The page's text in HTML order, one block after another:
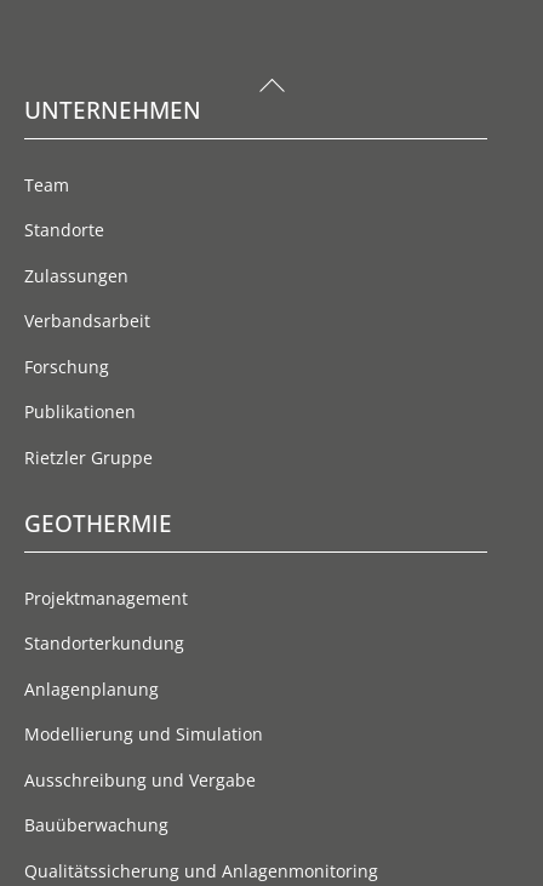
Back
Top
UNTERNEHMEN
Team
Standorte
Zulassungen
Verbandsarbeit
Forschung
Publikationen
Rietzler Gruppe
GEOTHERMIE
Projektmanagement
Standorterkundung
Anlagenplanung
Modellierung und Simulation
Ausschreibung und Vergabe
Bauüberwachung
Qualitätssicherung und Anlagenmonitoring